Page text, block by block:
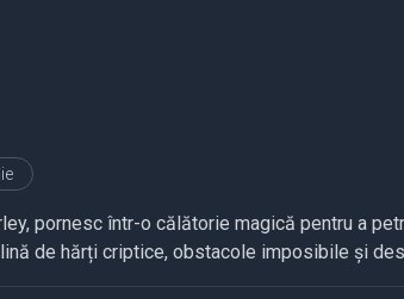
pornesc într-o călătorie magică pentru a
de hărți criptice, obstacole imposibile și